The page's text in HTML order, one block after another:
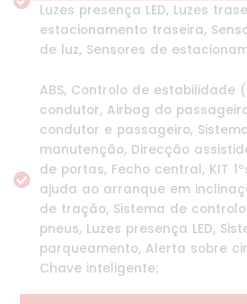
Luzes presença LED, Luzes
estacionamento traseira,
de luz, Sensores de
ABS, Controlo de estabilidade
condutor, Airbag do
condutor e passageiro,
manutenção, Direcção
de portas, Fecho central, KIT
ajuda ao arranque em
de tração, Sistema de
pneus, Luzes presença LED,
parqueamento, Alerta sobre
Chave inteligente;